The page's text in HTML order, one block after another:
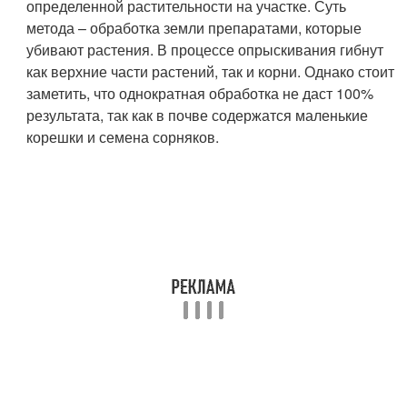
определенной растительности на участке. Суть
метода – обработка земли препаратами, которые
убивают растения. В процессе опрыскивания гибнут
как верхние части растений, так и корни. Однако стоит
заметить, что однократная обработка не даст 100%
результата, так как в почве содержатся маленькие
корешки и семена сорняков.